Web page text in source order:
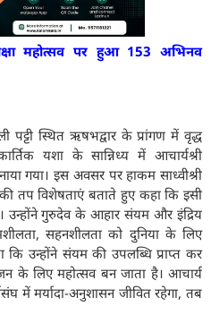
महोत्सव पर हुआ 153 अभिनव
पट्टी स्थित ऋषभद्वार के प्रांगण में वृद्ध
यशा के सान्निध्य में आचार्यश्री
गया। इस अवसर पर हाकम साध्वीश्री
तप विशेषताएं बताते हुए कहा कि इसी
उन्होंने गुरुदेव के आहार संयम और इंद्रिय
सहनशीलता को दुनिया के लिए
उन्होंने संयम की उपलब्धि प्राप्त कर
के लिए महोत्सव बन जाता है। आचार्य
में मर्यादा-अनुशासन जीवित रहेगा, तब